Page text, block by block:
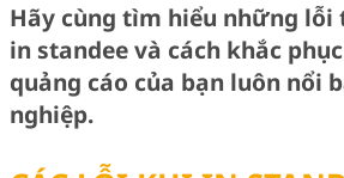
Hãy cùng tìm hiểu những
in standee và cách khắc
quảng cáo của bạn luôn nổi
nghiệp.